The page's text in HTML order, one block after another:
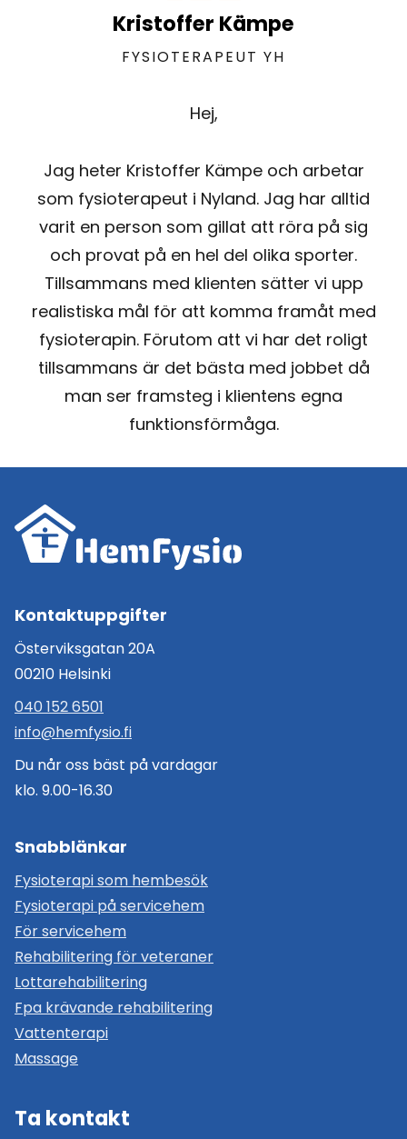
Kristoffer Kämpe
FYSIOTERAPEUT YH
Hej,
Jag heter Kristoffer Kämpe och arbetar
som fysioterapeut i Nyland. Jag har alltid
varit en person som gillat att röra på sig
och provat på en hel del olika sporter.
Tillsammans med klienten sätter vi upp
realistiska mål för att komma framåt med
fysioterapin. Förutom att vi har det roligt
tillsammans är det bästa med jobbet då
man ser framsteg i klientens egna
funktionsförmåga.
Kontaktuppgifter
Österviksgatan 20A
00210 Helsinki
040 152 6501
info@hemfysio.fi
Du når oss bäst på vardagar
klo. 9.00-16.30
Snabblänkar
Fysioterapi som hembesök
Fysioterapi på servicehem
För servicehem
Rehabilitering för veteraner
Lottarehabilitering
Fpa krävande rehabilitering
Vattenterapi
Massage
Ta kontakt